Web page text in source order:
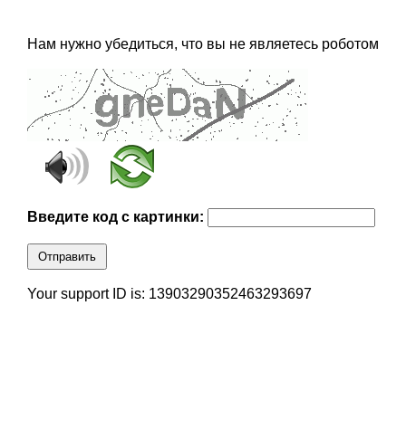
Нам нужно убедиться, что вы не являетесь роботом
Введите код с картинки:
Отправить
Your support ID is: 13903290352463293697